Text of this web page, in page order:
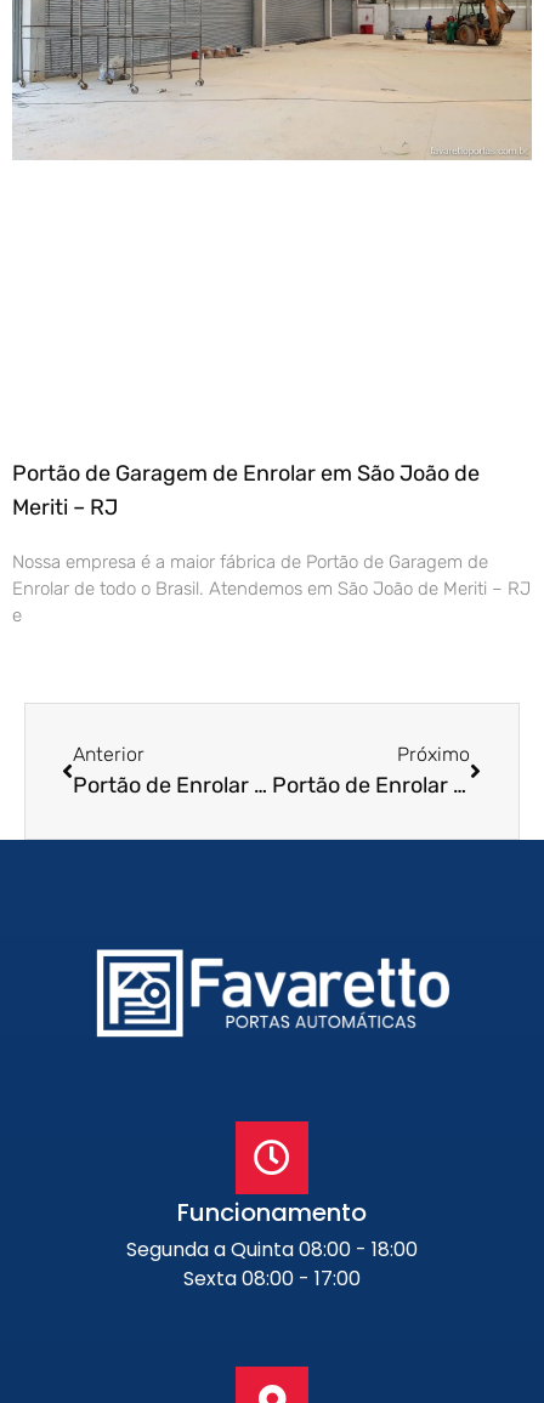
Portão de Garagem de Enrolar em São João de
Meriti – RJ
Nossa empresa é a maior fábrica de Portão de Garagem de
Enrolar de todo o Brasil. Atendemos em São João de Meriti – RJ
e
Anterior
Portão de Enrolar em Salvador – BA
Próximo
Portão de Enrolar em Lençóis Paulista – SP
Funcionamento
Segunda a Quinta 08:00 - 18:00
Sexta 08:00 - 17:00